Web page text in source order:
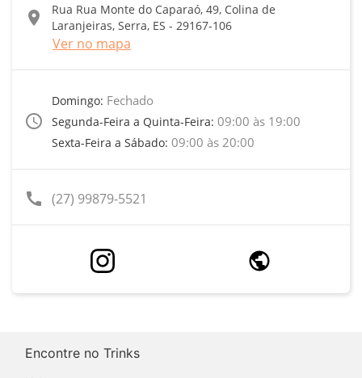
location_on
Rua Rua Monte do Caparaó, 49, Colina de
Laranjeiras, Serra, ES - 29167-106
Ver no mapa
access_time
Domingo: Fechado
Segunda-Feira a Quinta-Feira: 09:00 às 19:00
Sexta-Feira a Sábado: 09:00 às 20:00
call (27) 99879-5521
Encontre no Trinks